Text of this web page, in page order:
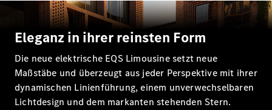
S-Klasse
Lang
Mercedes-
Maybach
S-Klasse
Neu
Konfigurator
Probefahrt
Eleganz in ihrer reinsten Form
Die neue elektrische EQS Limousine setzt neue
Maßstäbe und überzeugt aus jeder Perspektive mit ihrer
dynamischen Linienführung, einem unverwechselbaren
Lichtdesign und dem markanten stehenden Stern.